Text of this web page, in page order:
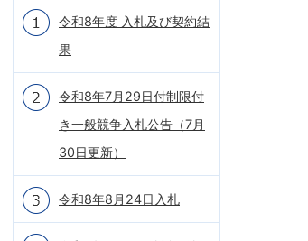
令和8年度 入札及び契約結
果
令和8年7月29日付制限付
き一般競争入札公告（7月
30日更新）
令和8年8月24日入札